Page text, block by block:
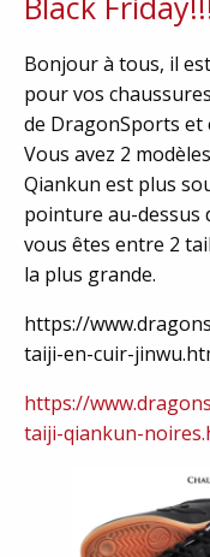
Bonjour à tous, il
pour vos
de DragonSports et
Vous avez 2
Qiankun est plus
pointure au-dessus
vous êtes entre 2
la plus grande.
https://
taiji-en-cuir-
https://
taiji-qiankun-